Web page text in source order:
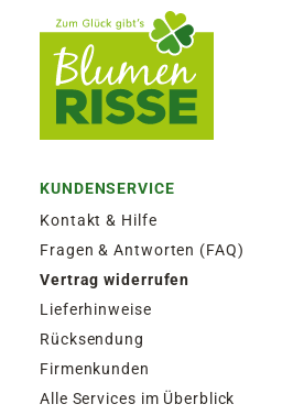
KUNDENSERVICE
Kontakt & Hilfe
Fragen & Antworten (FAQ)
Vertrag widerrufen
Lieferhinweise
Rücksendung
Firmenkunden
Alle Services im Überblick